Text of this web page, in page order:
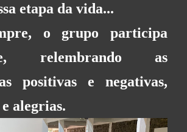
etapa da vida...
o grupo participa
relembrando as
positivas e negativas,
alegrias.